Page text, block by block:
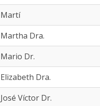
Martí
Martha Dra.
Mario Dr.
Elizabeth Dra.
José Víctor Dr.